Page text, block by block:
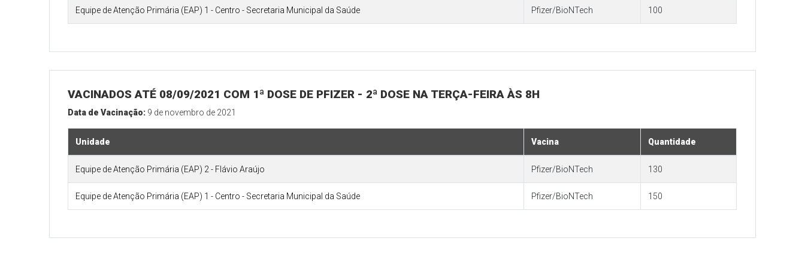
Equipe de Atenção Primária (EAP) 1 - Centro - Secretaria Municipal da Saúde Pfizer/BioNTech 100
VACINADOS ATÉ 08/09/2021 COM 1ª DOSE DE PFIZER - 2ª DOSE NA TERÇA-FEIRA ÀS 8H
Data de Vacinação: 9 de novembro de 2021
Unidade Vacina Quantidade
Equipe de Atenção Primária (EAP) 2 - Flávio Araújo Pfizer/BioNTech 130
Equipe de Atenção Primária (EAP) 1 - Centro - Secretaria Municipal da Saúde Pfizer/BioNTech 150